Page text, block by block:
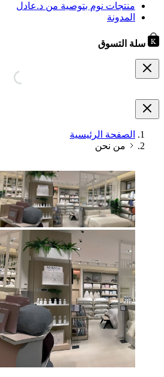
منتجات نوم بتوصية من د.عادل
المدونة
سلة التسوق
الصفحة الرئيسية
من نحن